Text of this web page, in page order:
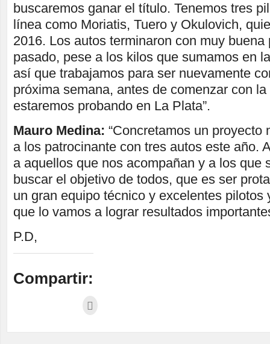
buscaremos ganar el título. Tenemos tres
línea como Moriatis, Tuero y Okulovich,
2016. Los autos terminaron con muy buena
pasado, pese a los kilos que sumamos en
así que trabajamos para ser nuevamente
próxima semana, antes de comenzar con
estaremos probando en La Plata”.
Mauro Medina: “Concretamos un proyecto
a los patrocinante con tres autos este año.
a aquellos que nos acompañan y a los que
buscar el objetivo de todos, que es ser
un gran equipo técnico y excelentes pilotos
que lo vamos a lograr resultados
P.D,
Compartir: